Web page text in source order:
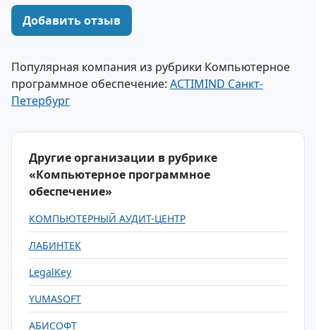
Добавить отзыв
Популярная компания из рубрики Компьютерное
программное обеспечение: ACTIMIND Санкт-
Петербург
Другие организации в рубрике
«Компьютерное программное
обеспечение»
КОМПЬЮТЕРНЫЙ АУДИТ-ЦЕНТР
ЛАБИНТЕК
LegalKey
YUMASOFT
АБИСОФТ